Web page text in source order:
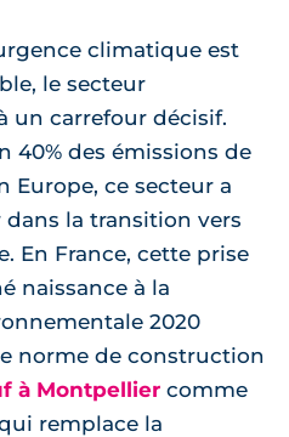
climatique est
le secteur
un carrefour décisif.
40% des émissions de
Europe, ce secteur a
la transition vers
En France, cette prise
naissance à la
2020
norme de construction
à Montpellier comme
remplace la